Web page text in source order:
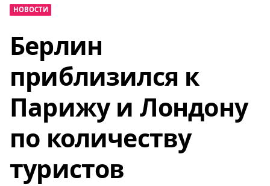
НОВОСТИ
Берлин
приблизился к
Парижу и Лондону
по количеству
туристов